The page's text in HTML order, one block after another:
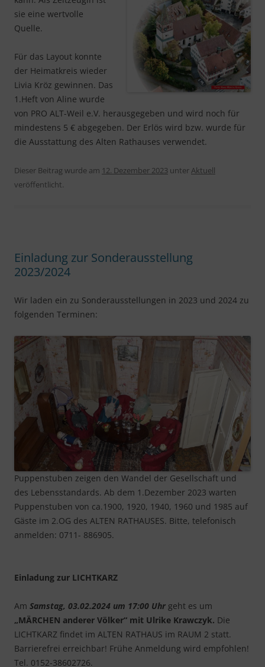
sie eine wertvolle
Quelle.
Für das Layout konnte
der Heimatkreis wieder
Livia Kröz gewinnen. Das
1.Heft von Aline wurde
von PRO ALT-Weil e.V. herausgegeben und wird noch für
mindestens 5 € abgegeben. Der Erlös wird bzw. wurde für
die Ausstattung des Alten Rathauses verwendet.
Dieser Beitrag wurde am 12. Dezember 2023 unterAktuell
veröffentlicht.
Einladung zur Sonderausstellung
2023/2024
Wir laden ein zu Sonderausstellungen in 2023 und 2024 zu
folgenden Terminen:
Puppenstuben zeigen den Wandel der Gesellschaft und
des Lebensstandards. Ab dem 1.Dezember 2023 warten
Puppenstuben von ca.1900, 1920, 1940, 1960 und 1985 auf
Gäste im 2.OG des ALTEN RATHAUSES. Bitte, telefonisch
anmelden: 0711- 886905.
Einladung zur LICHTKARZ
Am Samstag, 03.02.2024 um 17:00 Uhr geht es um
„MÄRCHEN anderer Völker“ mit Ulrike Krawczyk. Die
LICHTKARZ findet im ALTEN RATHAUS im RAUM 2 statt.
Barrierefrei erreichbar! Frühe Anmeldung wird empfohlen!
Tel. 0152-38602726.